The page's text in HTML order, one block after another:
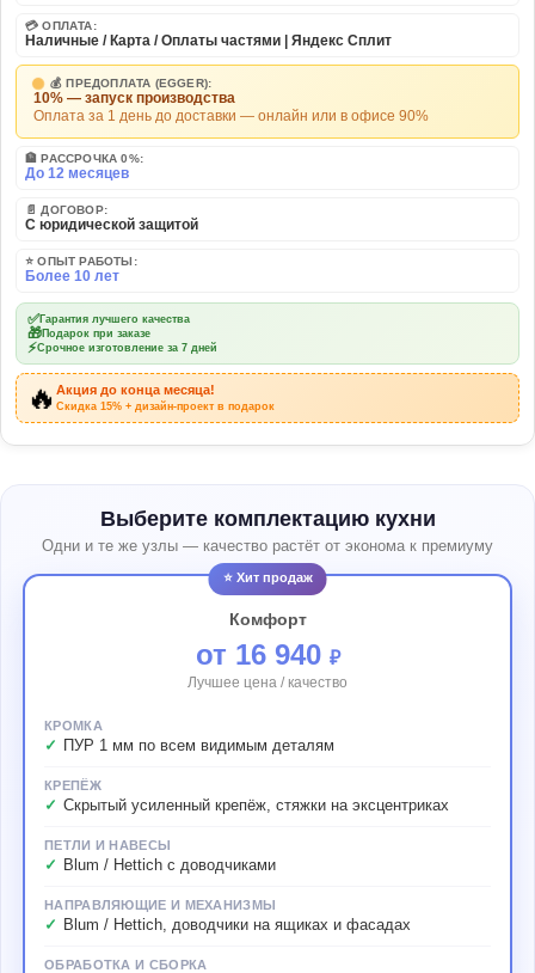
💳 ОПЛАТА:
Наличные / Карта / Оплаты частями | Яндекс Сплит
💰 ПРЕДОПЛАТА (EGGER):
10% — запуск производства
Оплата за 1 день до доставки — онлайн или в офисе 90%
🏦 РАССРОЧКА 0%:
До 12 месяцев
📄 ДОГОВОР:
С юридической защитой
⭐ ОПЫТ РАБОТЫ:
Более 10 лет
✅Гарантия лучшего качества
🎁 Подарок при заказе
⚡Срочное изготовление за 7 дней
🔥Акция до конца месяца!
Скидка 15% + дизайн-проект в подарок
Выберите комплектацию кухни
Одни и те же узлы — качество растёт от эконома к премиуму
⭐ Хит продаж
Комфорт
от 16 940 ₽
Лучшее цена / качество
КРОМКА
ПУР 1 мм по всем видимым деталям
КРЕПЁЖ
Скрытый усиленный крепёж, стяжки на эксцентриках
ПЕТЛИ И НАВЕСЫ
Blum / Hettich с доводчиками
НАПРАВЛЯЮЩИЕ И МЕХАНИЗМЫ
Blum / Hettich, доводчики на ящиках и фасадах
ОБРАБОТКА И СБОРКА